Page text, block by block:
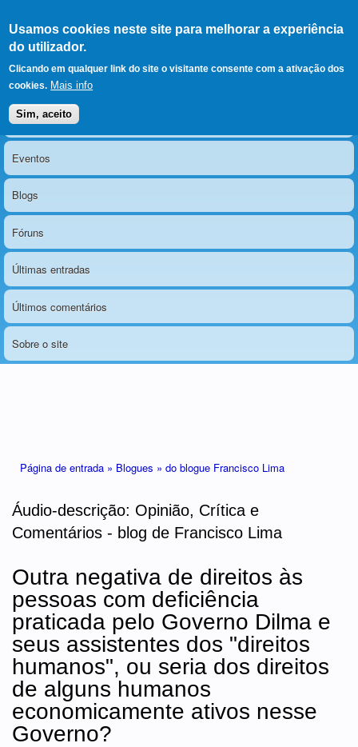
Usamos cookies neste site para melhorar a experiência
do utilizador.
Clicando em qualquer link do site o visitante consente com a ativação dos
cookies. Mais info
Sim, aceito
LERPARAVER , ir para a
página principal
O portal da visão diferente
Menu principal
Notícias
Eventos
Blogs
Fóruns
Últimas entradas
Últimos comentários
Sobre o site
Página de entrada » Blogues » do blogue Francisco Lima
Áudio-descrição: Opinião, Crítica e
Comentários - blog de Francisco Lima
Outra negativa de direitos às
pessoas com deficiência
praticada pelo Governo Dilma e
seus assistentes dos "direitos
humanos", ou seria dos direitos
de alguns humanos
economicamente ativos nesse
Governo?